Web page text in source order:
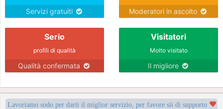
Servizi gratuiti Moderatori in ascolto
Serio
profili di qualità
Qualità confermata
Visitatori
Molto visitato
Il migliore
Lavoriamo sodo per darti il miglior servizio, per favore sii di supporto